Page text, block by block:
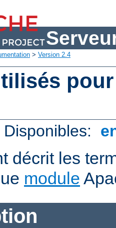
> Version 2.4
décrit les
module